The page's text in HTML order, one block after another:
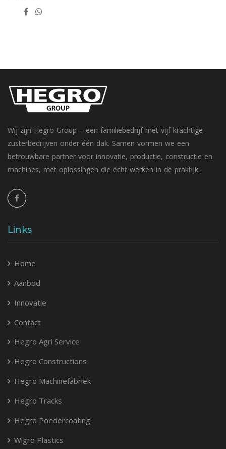
Wij zijn Hegro Group – een familiebedrijf met vijf krachtige
zusterbedrijven onder één dak. Samen vormen we een
betrouwbare partner voor innovatie, productie, constructie en
machines, met oplossingen die écht werken in de praktijk.
Links
Home
Aanbod
Innovatie
Contact
Hegro Agri Service
Hegro Constructions
Hegro Machinefabriek
Hegro Tracks
Hegro Poedercoating
Wigro Plastics